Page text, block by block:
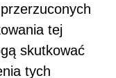
tej
skutkować
tych